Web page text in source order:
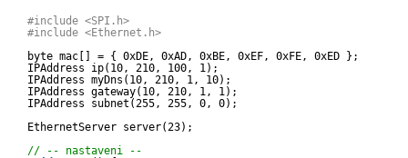
#include <SPI.h>
#include <Ethernet.h>
byte mac[] = { 0xDE, 0xAD, 0xBE, 0xEF, 0xFE, 0xED };
IPAddress ip(10, 210, 100, 1);
IPAddress myDns(10, 210, 1, 10);
IPAddress gateway(10, 210, 1, 1);
IPAddress subnet(255, 255, 0, 0);
EthernetServer server(23);
// -- nastaveni --